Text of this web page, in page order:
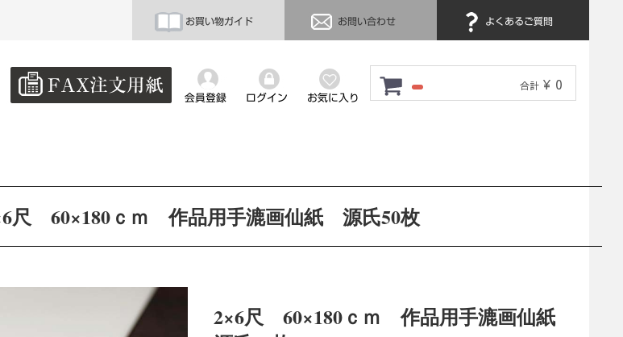
お買い物ガイド お問い合わせ よくあるご質問
合計 ¥ 0
会員登録 ログイン お気に入り
尺 60×180ｃｍ 作品用手漉画仙紙 源氏50枚
2×6尺 60×180ｃｍ 作品用手漉画仙紙